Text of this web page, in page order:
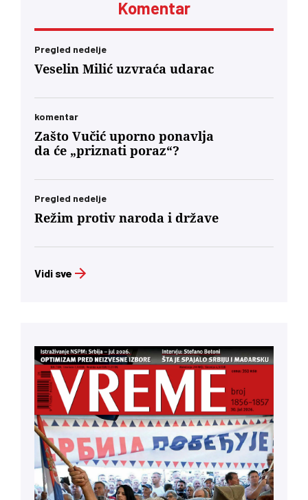
Komentar
Pregled nedelje
Veselin Milić uzvraća udarac
komentar
Zašto Vučić uporno ponavlja
da će „priznati poraz“?
Pregled nedelje
Režim protiv naroda i države
Vidi sve